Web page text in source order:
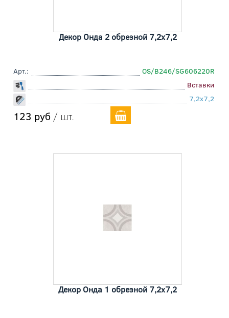
Декор Онда 2 обрезной 7,2x7,2
Арт.:
OS/B246/SG606220R
Вставки
7,2x7,2
123 руб / шт.
Декор Онда 1 обрезной 7,2x7,2